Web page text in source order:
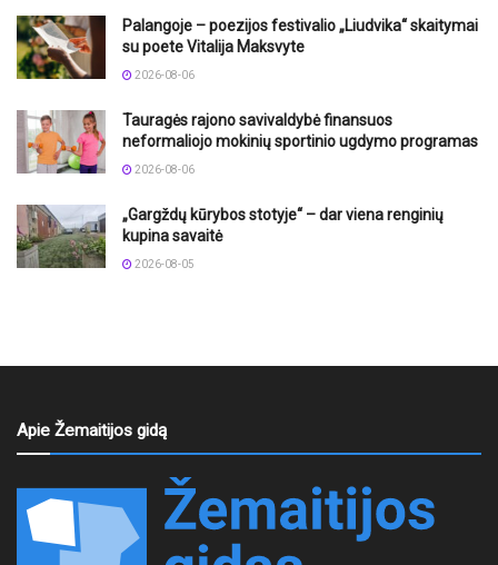
Palangoje – poezijos festivalio „Liudvika“ skaitymai
su poete Vitalija Maksvyte
2026-08-06
Tauragės rajono savivaldybė finansuos
neformaliojo mokinių sportinio ugdymo programas
2026-08-06
„Gargždų kūrybos stotyje“ – dar viena renginių
kupina savaitė
2026-08-05
Apie Žemaitijos gidą